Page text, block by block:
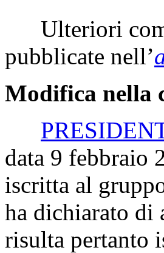
Ulteriori
pubblicate nell’
Modifica nella
data 9 febbraio
iscritta al
ha dichiarato di
risulta pertanto